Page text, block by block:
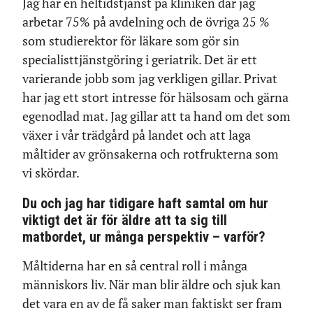
arbetar 75% på avdelning och de övriga 25 %
som studierektor för läkare som gör sin
specialisttjänstgöring i geriatrik. Det är ett
varierande jobb som jag verkligen gillar. Privat
har jag ett stort intresse för hälsosam och gärna
egenodlad mat. Jag gillar att ta hand om det som
växer i vår trädgård på landet och att laga
måltider av grönsakerna och rotfrukterna som
vi skördar.
Du och jag har tidigare haft samtal om hur
viktigt det är för äldre att ta sig till
matbordet, ur många perspektiv – varför?
Måltiderna har en så central roll i många
människors liv. När man blir äldre och sjuk kan
det vara en av de få saker man faktiskt ser fram